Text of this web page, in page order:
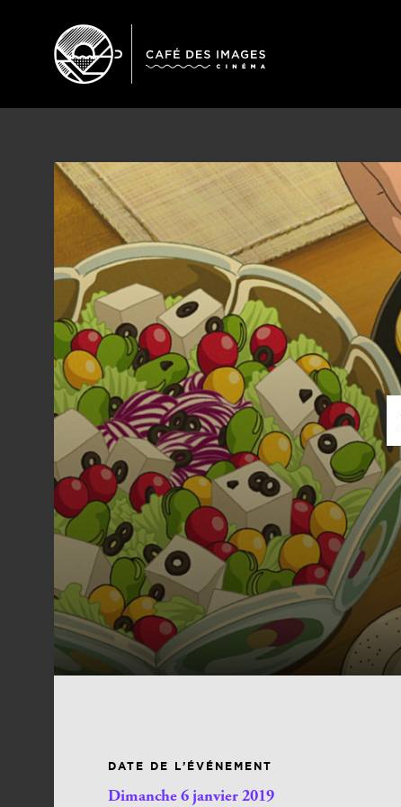
DATE DE L’ÉVÉNEMENT
Dimanche 6 janvier 2019